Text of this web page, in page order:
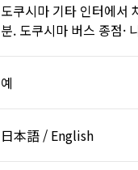
도쿠시마 기타 인터에서
분. 도쿠시마 버스 종점·
예
日本語 / English